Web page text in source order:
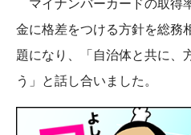
マイナンバーカードの取得
金に格差をつける方針を総務
題になり、「自治体と共に、
う」と話し合いました。